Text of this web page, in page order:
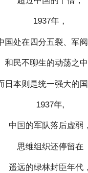
1937年，
国处在四分五裂、军
和民不聊生的动荡之中
日本则是统一强大的国
1937年,
中国的军队落后虚弱，
思维组织还停留在
遥远的绿林封臣年代，